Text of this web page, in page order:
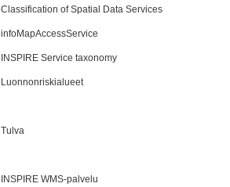
Classification of Spatial Data Services
infoMapAccessService
INSPIRE Service taxonomy
Luonnonriskialueet
Tulva
INSPIRE WMS-palvelu